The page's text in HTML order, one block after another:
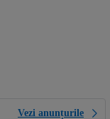
Vezi anunțurile